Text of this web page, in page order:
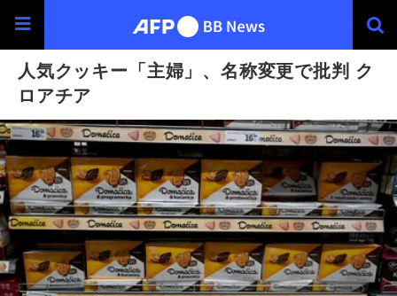
人気クッキー「主婦」、名称変更で批判 ク
ロアチア